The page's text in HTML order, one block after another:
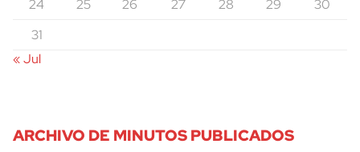
24
25 26 27 28 29
30
31
« Jul
ARCHIVO DE MINUTOS PUBLICADOS